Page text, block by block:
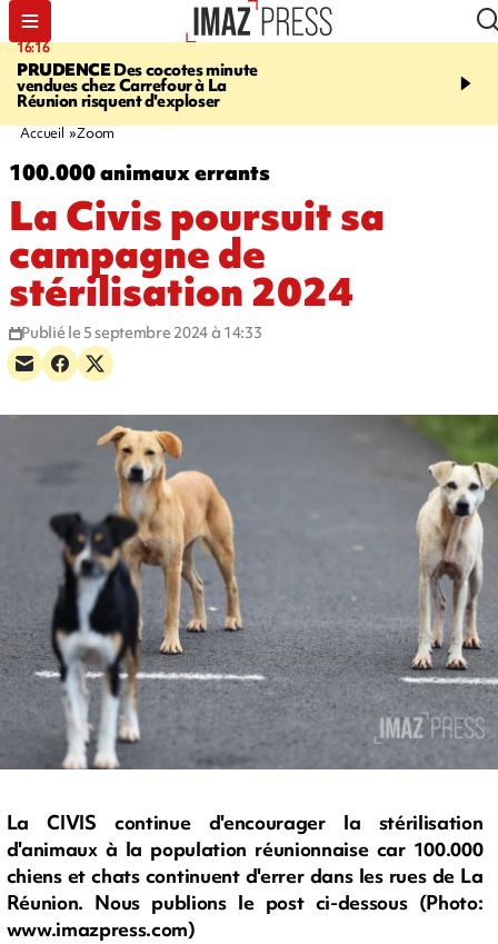
16:16
PRUDENCEDes cocotes minute
vendues chez Carrefour à La
Réunion risquent d'exploser
20:06
l'Asie, mort d'une
Accueil Zoom
100.000 animaux errants
La Civis poursuit sa
campagne de
stérilisation 2024
Publié le 5 septembre 2024 à 14:33
La CIVIS continue d'encourager la stérilisation
d'animaux à la population réunionnaise car 100.000
chiens et chats continuent d'errer dans les rues de La
Réunion. Nous publions le post ci-dessous (Photo:
www.imazpress.com)